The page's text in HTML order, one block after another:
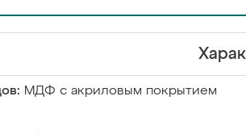
МДФ с акриловым покрытием